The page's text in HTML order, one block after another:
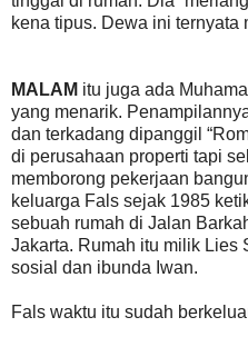
kena tipus. Dewa ini
MALAM itu juga ada
yang menarik.
dan terkadang dipanggil
di perusahaan properti tapi
memborong pekerjaan
keluarga Fals sejak 1985
sebuah rumah di Jalan
Jakarta. Rumah itu milik Lies
sosial dan ibunda Iwan.
Fals waktu itu sudah